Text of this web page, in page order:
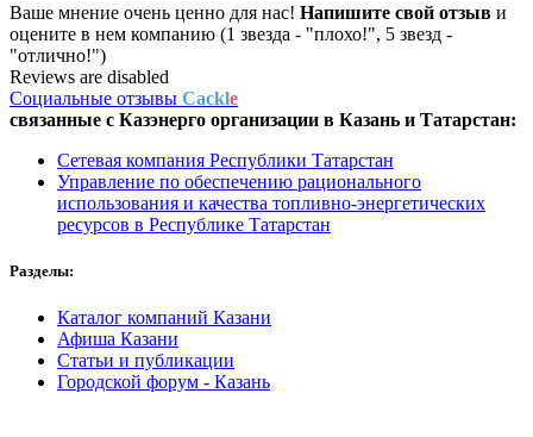
Ваше мнение очень ценно для нас! Напишите свой отзыв и
оцените в нем компанию (1 звезда - "плохо!", 5 звезд -
"отлично!")
Reviews are disabled
Социальные отзывы Cackle
связанные с Казэнерго организации в Казань и Татарстан:
Сетевая компания Республики Татарстан
Управление по обеспечению рационального
использования и качества топливно-энергетических
ресурсов в Республике Татарстан
Разделы:
Каталог компаний Казани
Афиша Казани
Статьи и публикации
Городской форум - Казань